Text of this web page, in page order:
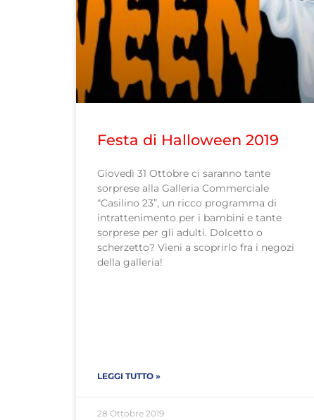
Festa di Halloween 2019
Giovedì 31 Ottobre ci saranno tante
sorprese alla Galleria Commerciale
“Casilino 23”, un ricco programma di
intrattenimento per i bambini e tante
sorprese per gli adulti. Dolcetto o
scherzetto? Vieni a scoprirlo fra i negozi
della galleria!
LEGGI TUTTO »
28 Ottobre 2019